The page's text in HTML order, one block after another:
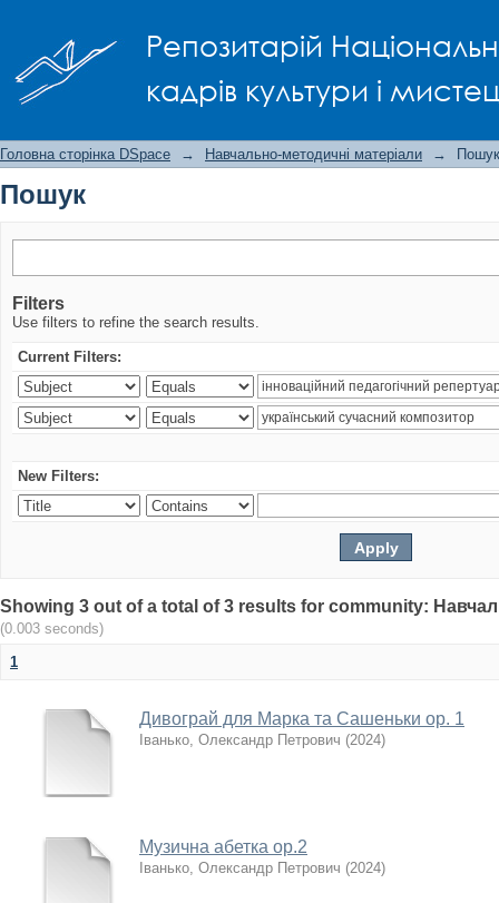
Репозитарій
кадрів культури і
Головна сторінка DSpace → Навчально-методичні матеріали → Пошук
Пошук
Filters
Use filters to refine the search results.
Current Filters:
New Filters:
Showing 3 out of a total of 3 results for community:
(0.003 seconds)
1
Дивограй для Марка та Сашеньки ор. 1
Іванько, Олександр Петрович (2024)
Музична абетка ор.2
Іванько, Олександр Петрович (2024)